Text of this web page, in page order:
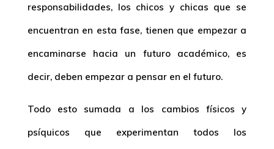
responsabilidades, los chicos y chicas que se
encuentran en esta fase, tienen que empezar a
encaminarse hacia un futuro académico, es
decir, deben empezar a pensar en el futuro.
Todo esto sumada a los cambios físicos y
psíquicos que experimentan todos los